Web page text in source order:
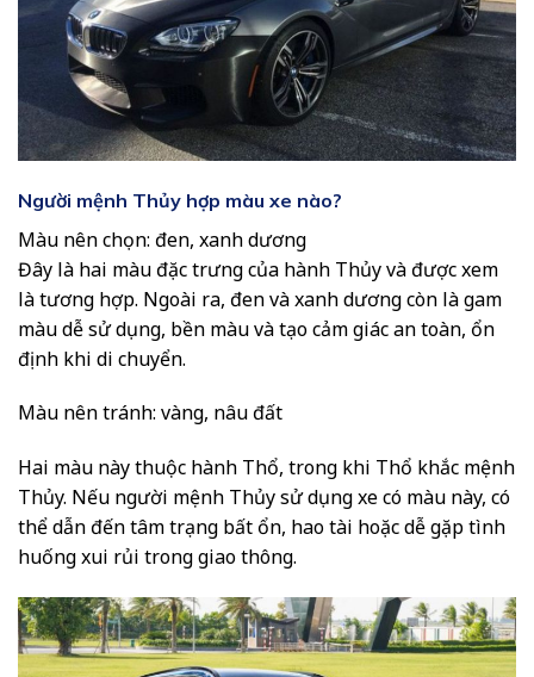
Người mệnh Thủy hợp màu xe nào?
Màu nên chọn: đen, xanh dương
Đây là hai màu đặc trưng của hành Thủy và được xem
là tương hợp. Ngoài ra, đen và xanh dương còn là gam
màu dễ sử dụng, bền màu và tạo cảm giác an toàn, ổn
định khi di chuyển.
Màu nên tránh: vàng, nâu đất
Hai màu này thuộc hành Thổ, trong khi Thổ khắc mệnh
Thủy. Nếu người mệnh Thủy sử dụng xe có màu này, có
thể dẫn đến tâm trạng bất ổn, hao tài hoặc dễ gặp tình
huống xui rủi trong giao thông.